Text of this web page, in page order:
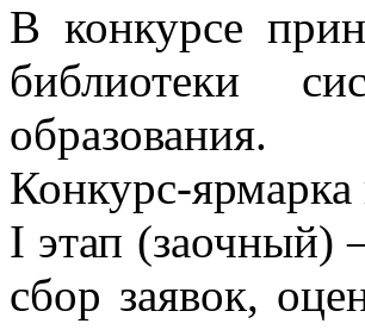
В конкурсе
библиотеки
образования.
Конкурс-ярмарка
I этап (заочный)
сбор заявок,